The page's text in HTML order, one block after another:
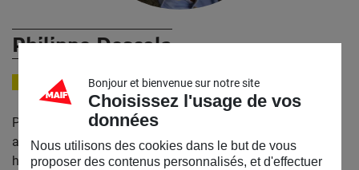
Philippe Descola
ANTHROPOLOGUE
Philippe Descola, né le 19 juin 1949 à Paris, est un
anthropologue français. Fils de l’écrivain et historien
hispanisant Jean Descola, ses recherches de terrain en
Bonjour et bienvenue sur notre site
Choisissez l'usage de vos
données
Nous utilisons des cookies dans le but de vous
proposer des contenus personnalisés, et d'effectuer